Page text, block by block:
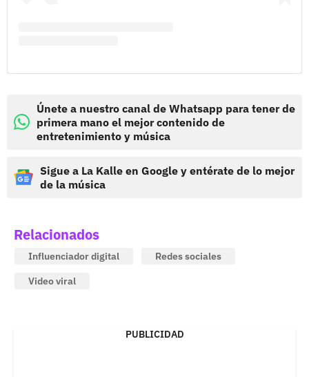
Únete a nuestro canal de Whatsapp para tener de
primera mano el mejor contenido de
entretenimiento y música
Sigue a La Kalle en Google y entérate de lo mejor
de la música
Relacionados
Influenciador digital
Redes sociales
Video viral
PUBLICIDAD